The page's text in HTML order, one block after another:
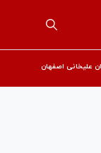
علیخانی اصفهان